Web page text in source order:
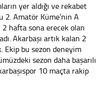
yer aldığı ve rekabet
2. Amatör Küme’nin A
2 hafta sona erecek olan
Akarbaşı artık kalan 2
Ekip bu sezon deneyim
sezon daha başarılı
10 maçta rakip